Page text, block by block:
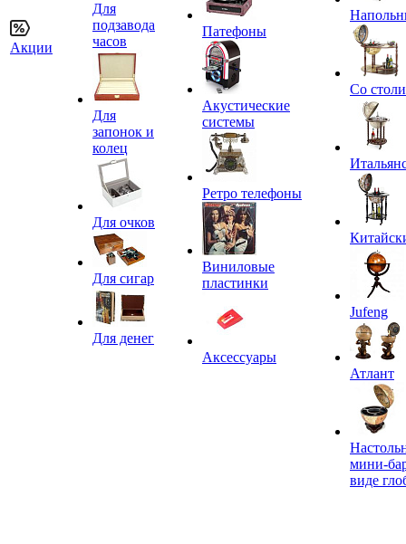
Акции
Для
подзавода
часов
Для
запонок и
колец
Для очков
Для сигар
Для денег
Патефоны
Акустические
системы
Ретро телефоны
Виниловые
пластинки
Аксессуары
Со
Jufeng
Атлант
мини-
виде